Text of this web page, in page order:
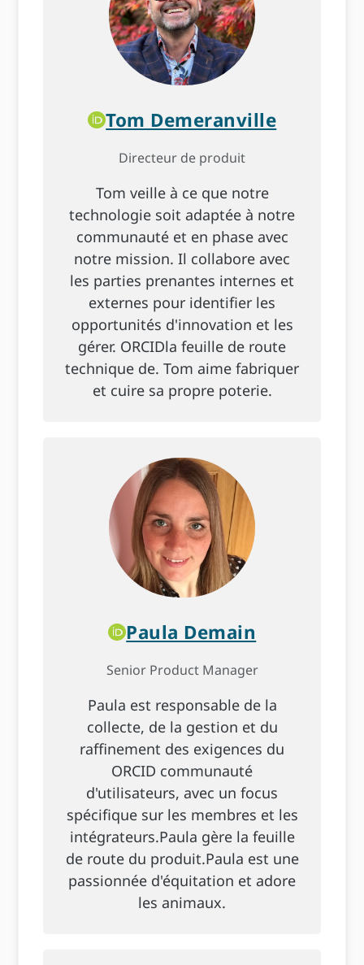
Tom Demeranville
Directeur de produit
Tom veille à ce que notre
technologie soit adaptée à notre
communauté et en phase avec
notre mission. Il collabore avec
les parties prenantes internes et
externes pour identifier les
opportunités d'innovation et les
gérer. ORCIDla feuille de route
technique de. Tom aime fabriquer
et cuire sa propre poterie.
Paula Demain
Senior Product Manager
Paula est responsable de la
collecte, de la gestion et du
raffinement des exigences du
ORCID communauté
d'utilisateurs, avec un focus
spécifique sur les membres et les
intégrateurs.Paula gère la feuille
de route du produit.Paula est une
passionnée d'équitation et adore
les animaux.